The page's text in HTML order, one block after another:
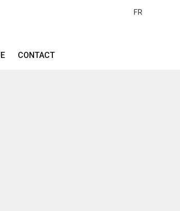
FR
CONTACT